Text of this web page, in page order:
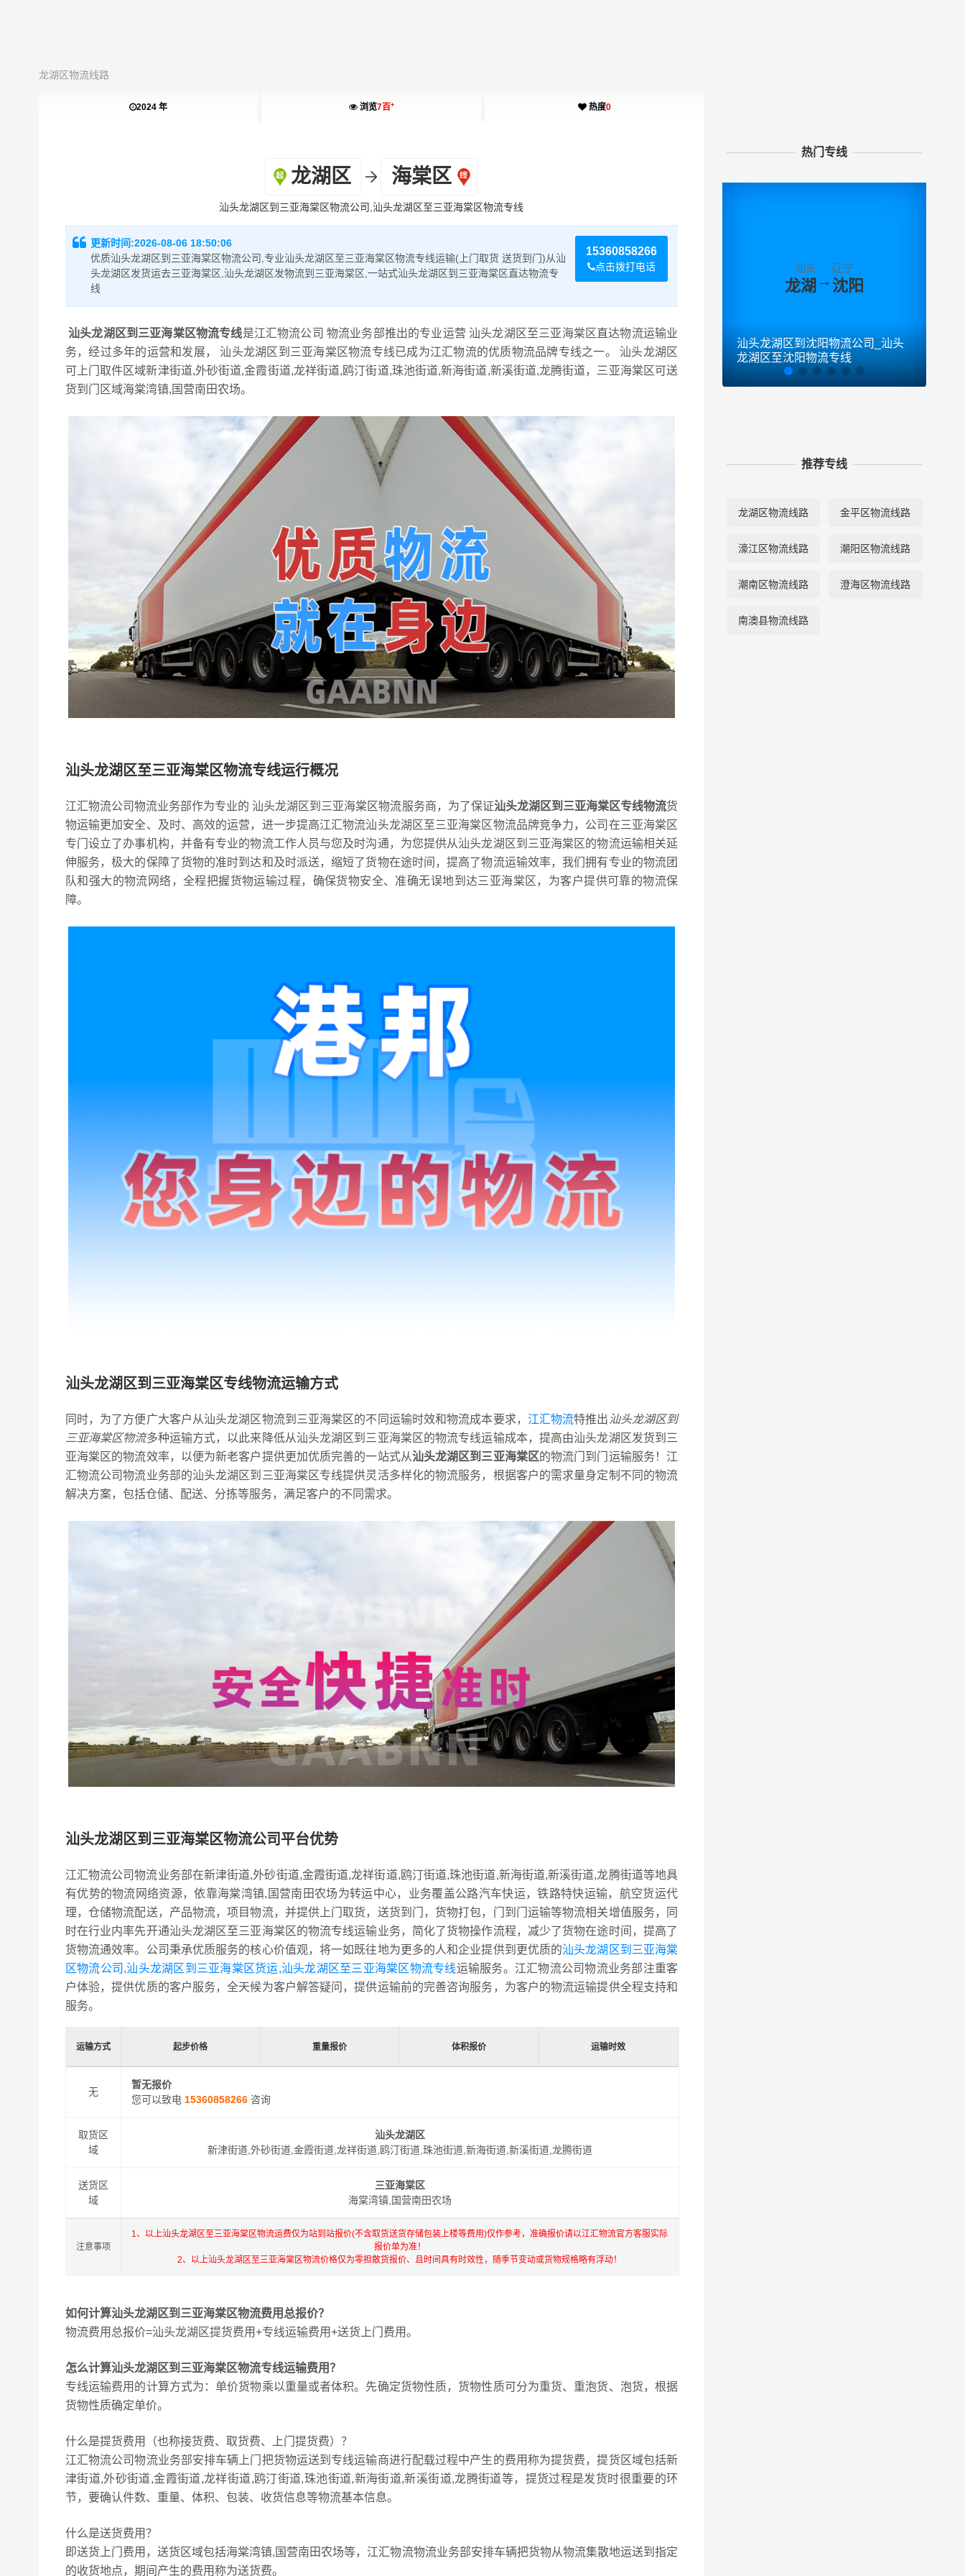
龙湖区物流线路
2024 年 浏览7百+ 热度0
龙湖区 海棠区
汕头龙湖区到三亚海棠区物流公司,汕头龙湖区至三亚海棠区物流专线
15360858266
点击拨打电话
更新时间:2026-08-06 18:50:06
优质汕头龙湖区到三亚海棠区物流公司,专业汕头龙湖区至三亚海棠区物流专线运输(上门取货 送货到门)从汕
头龙湖区发货运去三亚海棠区,汕头龙湖区发物流到三亚海棠区,一站式汕头龙湖区到三亚海棠区直达物流专
线
汕头龙湖区到三亚海棠区物流专线是江汇物流公司 物流业务部推出的专业运营 汕头龙湖区至三亚海棠区直达物流运输业
务，经过多年的运营和发展， 汕头龙湖区到三亚海棠区物流专线已成为江汇物流的优质物流品牌专线之一。 汕头龙湖区
可上门取件区域新津街道,外砂街道,金霞街道,龙祥街道,鸥汀街道,珠池街道,新海街道,新溪街道,龙腾街道，三亚海棠区可送
货到门区域海棠湾镇,国营南田农场。
汕头龙湖区至三亚海棠区物流专线运行概况
江汇物流公司物流业务部作为专业的 汕头龙湖区到三亚海棠区物流服务商，为了保证汕头龙湖区到三亚海棠区专线物流货
物运输更加安全、及时、高效的运营，进一步提高江汇物流汕头龙湖区至三亚海棠区物流品牌竞争力，公司在三亚海棠区
专门设立了办事机构，并备有专业的物流工作人员与您及时沟通，为您提供从汕头龙湖区到三亚海棠区的物流运输相关延
伸服务，极大的保障了货物的准时到达和及时派送，缩短了货物在途时间，提高了物流运输效率，我们拥有专业的物流团
队和强大的物流网络，全程把握货物运输过程，确保货物安全、准确无误地到达三亚海棠区，为客户提供可靠的物流保
障。
汕头龙湖区到三亚海棠区专线物流运输方式
同时，为了方便广大客户从汕头龙湖区物流到三亚海棠区的不同运输时效和物流成本要求， 江汇物流特推出 汕头龙湖区到
三亚海棠区物流多种运输方式，以此来降低从汕头龙湖区到三亚海棠区的物流专线运输成本，提高由汕头龙湖区发货到三
亚海棠区的物流效率，以便为新老客户提供更加优质完善的一站式从汕头龙湖区到三亚海棠区的物流门到门运输服务！江
汇物流公司物流业务部的汕头龙湖区到三亚海棠区专线提供灵活多样化的物流服务，根据客户的需求量身定制不同的物流
解决方案，包括仓储、配送、分拣等服务，满足客户的不同需求。
汕头龙湖区到三亚海棠区物流公司平台优势
江汇物流公司物流业务部在新津街道,外砂街道,金霞街道,龙祥街道,鸥汀街道,珠池街道,新海街道,新溪街道,龙腾街道等地具
有优势的物流网络资源，依靠海棠湾镇,国营南田农场为转运中心，业务覆盖公路汽车快运，铁路特快运输，航空货运代
理，仓储物流配送，产品物流，项目物流，并提供上门取货，送货到门，货物打包，门到门运输等物流相关增值服务，同
时在行业内率先开通汕头龙湖区至三亚海棠区的物流专线运输业务，简化了货物操作流程，减少了货物在途时间，提高了
货物流通效率。公司秉承优质服务的核心价值观，将一如既往地为更多的人和企业提供到更优质的汕头龙湖区到三亚海棠
区物流公司,汕头龙湖区到三亚海棠区货运,汕头龙湖区至三亚海棠区物流专线运输服务。江汇物流公司物流业务部注重客
户体验，提供优质的客户服务，全天候为客户解答疑问，提供运输前的完善咨询服务，为客户的物流运输提供全程支持和
服务。
运输方式 起步价格 重量报价 体积报价 运输时效
无
暂无报价
您可以致电 15360858266咨询
取货区
域
汕头龙湖区
新津街道,外砂街道,金霞街道,龙祥街道,鸥汀街道,珠池街道,新海街道,新溪街道,龙腾街道
送货区
域
三亚海棠区
海棠湾镇,国营南田农场
注意事项
1、以上汕头龙湖区至三亚海棠区物流运费仅为站到站报价(不含取货送货存储包装上楼等费用)仅作参考，准确报价请以江汇物流官方客服实际
报价单为准！
2、以上汕头龙湖区至三亚海棠区物流价格仅为零担散货报价、且时间具有时效性，随季节变动或货物规格略有浮动！
如何计算汕头龙湖区到三亚海棠区物流费用总报价？
物流费用总报价=汕头龙湖区提货费用+专线运输费用+送货上门费用。
怎么计算汕头龙湖区到三亚海棠区物流专线运输费用？
专线运输费用的计算方式为：单价货物乘以重量或者体积。先确定货物性质，货物性质可分为重货、重泡货、泡货，根据
货物性质确定单价。
什么是提货费用（也称接货费、取货费、上门提货费）？
江汇物流公司物流业务部安排车辆上门把货物运送到专线运输商进行配载过程中产生的费用称为提货费，提货区域包括新
津街道,外砂街道,金霞街道,龙祥街道,鸥汀街道,珠池街道,新海街道,新溪街道,龙腾街道等，提货过程是发货时很重要的环
节，要确认件数、重量、体积、包装、收货信息等物流基本信息。
什么是送货费用？
即送货上门费用，送货区域包括海棠湾镇,国营南田农场等，江汇物流物流业务部安排车辆把货物从物流集散地运送到指定
的收货地点，期间产生的费用称为送货费。
热门专线
汕头
龙湖→
辽宁
沈阳
汕头龙湖区到沈阳物流公司_汕头
龙湖区至沈阳物流专线
推荐专线
龙湖区物流线路 金平区物流线路
濠江区物流线路 潮阳区物流线路
潮南区物流线路 澄海区物流线路
南澳县物流线路